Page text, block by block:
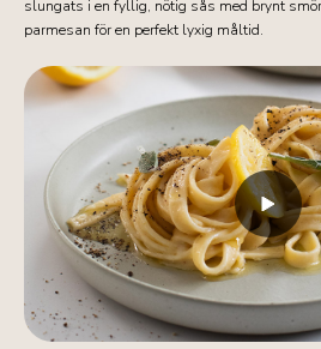
slungats i en fyllig, nötig sås med brynt
parmesan för en perfekt lyxig måltid.